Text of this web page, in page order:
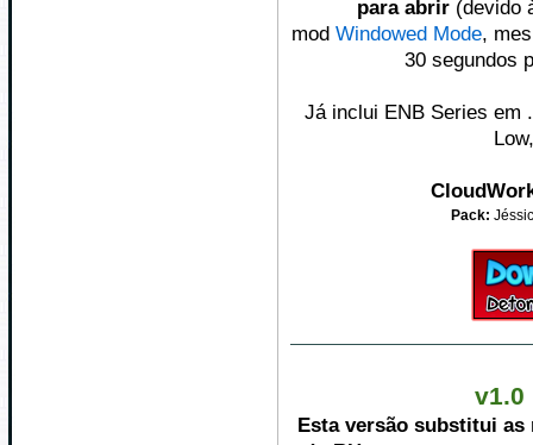
para abrir (devido
mod Windowed Mode,
30 segundos
Já inclui ENB Series em
Pack:
v1.0
Esta versão substitui as